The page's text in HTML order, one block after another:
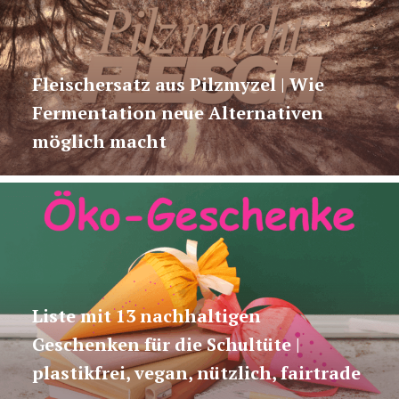
Fleischersatz aus Pilzmyzel | Wie
Fermentation neue Alternativen
möglich macht
Liste mit 13 nachhaltigen
Geschenken für die Schultüte |
plastikfrei, vegan, nützlich, fairtrade